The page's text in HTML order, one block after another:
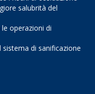
salubrità del
operazioni di
di sanificazione